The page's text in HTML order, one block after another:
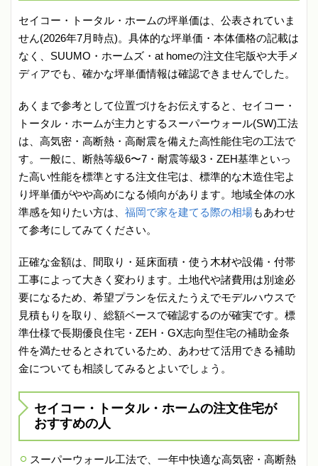
セイコー・トータル・ホームの坪単価は、公表されていま
せん(2026年7月時点)。具体的な坪単価・本体価格の記載は
なく、SUUMO・ホームズ・at homeの注文住宅版や大手メ
ディアでも、確かな坪単価情報は確認できませんでした。
あくまで参考として位置づけをお伝えすると、セイコー・
トータル・ホームが主力とするスーパーウォール(SW)工法
は、高気密・高断熱・高耐震を備えた高性能住宅の工法で
す。一般に、断熱等級6〜7・耐震等級3・ZEH基準といっ
た高い性能を標準とする注文住宅は、標準的な木造住宅よ
り坪単価がやや高めになる傾向があります。地域全体の水
準感を知りたい方は、 福岡で家を建てる際の相場もあわせ
て参考にしてみてください。
正確な金額は、間取り・延床面積・使う木材や設備・付帯
工事によって大きく変わります。土地代や諸費用は別途必
要になるため、希望プランを伝えたうえでモデルハウスで
見積もりを取り、総額ベースで確認するのが確実です。標
準仕様で長期優良住宅・ZEH・GX志向型住宅の補助金条
件を満たせるとされているため、あわせて活用できる補助
金についても相談してみるとよいでしょう。
セイコー・トータル・ホームの注文住宅が
おすすめの人
スーパーウォール工法で、一年中快適な高気密・高断熱